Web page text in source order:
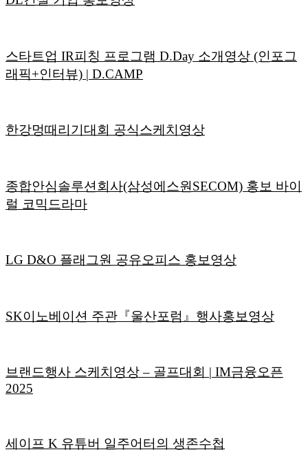
스타트업 IR피칭 프로그램 D.Day 소개영상 (인포그
래픽+인터뷰) | D.CAMP
한강멍때리기대회 공식스케치영상
종합안심솔루션회사(삼성에스원SECOM) 홍보 바이
럴 코믹드라마
LG D&O 플래그원 공유오피스 홍보영상
SK이노베이션 주관『울산포럼』행사홍보영상
브랜드행사 스케치영상 – 골프대회 | IM금융오픈
2025
세이프 K 유튜버 일주어터의 생존수첩